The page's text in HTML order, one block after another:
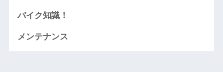
バイク知識！
メンテナンス